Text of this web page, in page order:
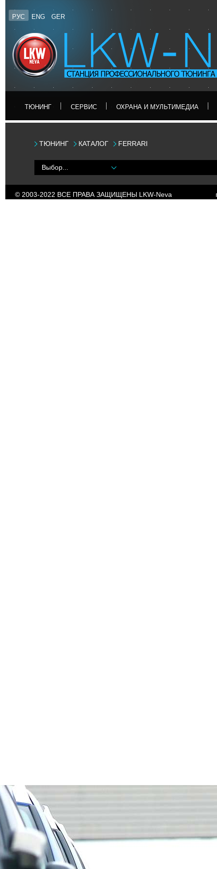
РУС ENG GER
ТЮНИНГ CЕРВИС ОХРАНА И МУЛЬТИМЕДИА
ТЮНИНГ КАТАЛОГ FERRARI
Выбор...
© 2003-2022 ВСЕ ПРАВА ЗАЩИЩЕНЫ LKW-Neva